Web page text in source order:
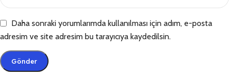
Daha sonraki yorumlarımda kullanılması için adım, e-posta
adresim ve site adresim bu tarayıcıya kaydedilsin.